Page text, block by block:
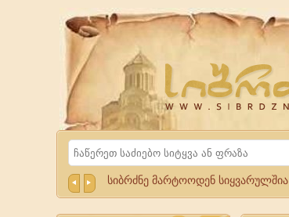
Website
Sibrdzne.ge
Search
სიბრძნე მარტოოდენ სიყვარულშია